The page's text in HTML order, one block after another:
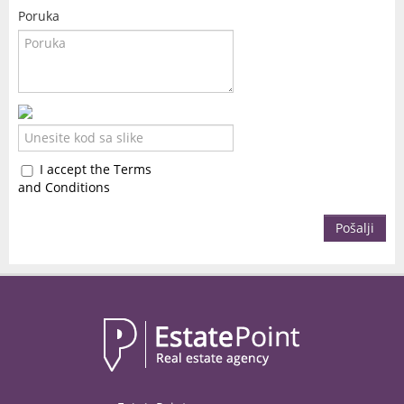
Poruka
I accept the Terms
and Conditions
Pošalji